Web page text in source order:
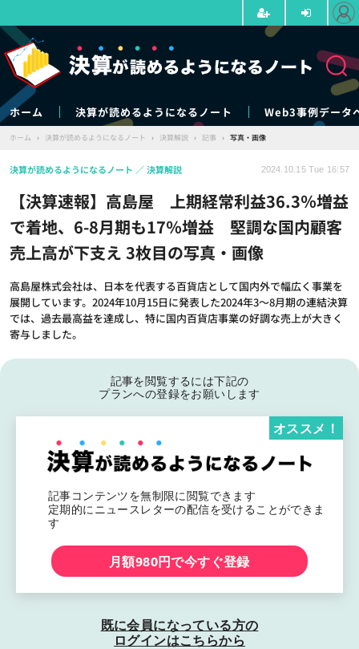
ホーム 決算が読めるようになるノート Web3事例データ
ホーム › 決算が読めるようになるノート › 決算解説 › 記事 › 写真・画像
【決算速報】高島屋 上期経常利益36.3％増益
で着地、6-8月期も17％増益 堅調な国内顧客
売上高が下支え 3枚目の写真・画像
高島屋株式会社は、日本を代表する百貨店として国内外で幅広く事業を
展開しています。2024年10月15日に発表した2024年3～8月期の連結決算
では、過去最高益を達成し、特に国内百貨店事業の好調な売上が大きく
寄与しました。
決算が読めるようになるノート 決算解説 2024.10.15 Tue 16:57
記事を閲覧するには下記の
プランへの登録をお願いします
記事コンテンツを無制限に閲覧できます
定期的にニュースレターの配信を受けることができま
す
オススメ！
月額980円で今すぐ登録
既に会員になっている方の
ログインはこちらから